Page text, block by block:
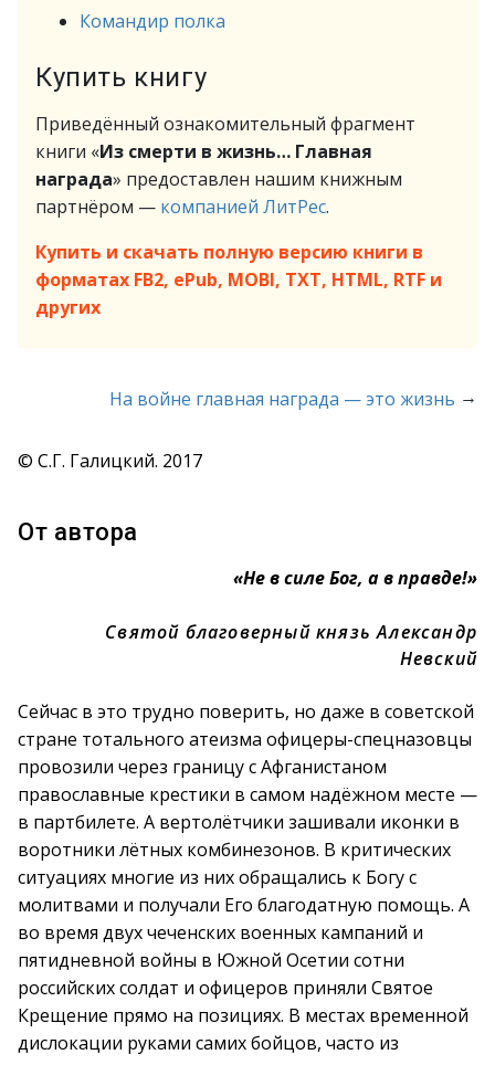
Командир полка
Купить книгу
Приведённый ознакомительный фрагмент
книги «Из смерти в жизнь… Главная
награда» предоставлен нашим книжным
партнёром — компанией ЛитРес.
Купить и скачать полную версию книги в
форматах FB2, ePub, MOBI, TXT, HTML, RTF и
других
На войне главная награда — это жизнь →
© С.Г. Галицкий. 2017
От автора
«Не в силе Бог, а в правде!»
Святой благоверный князь Александр
Невский
Сейчас в это трудно поверить, но даже в советской
стране тотального атеизма офицеры-спецназовцы
провозили через границу с Афганистаном
православные крестики в самом надёжном месте —
в партбилете. А вертолётчики зашивали иконки в
воротники лётных комбинезонов. В критических
ситуациях многие из них обращались к Богу с
молитвами и получали Его благодатную помощь. А
во время двух чеченских военных кампаний и
пятидневной войны в Южной Осетии сотни
российских солдат и офицеров приняли Святое
Крещение прямо на позициях. В местах временной
дислокации руками самих бойцов, часто из